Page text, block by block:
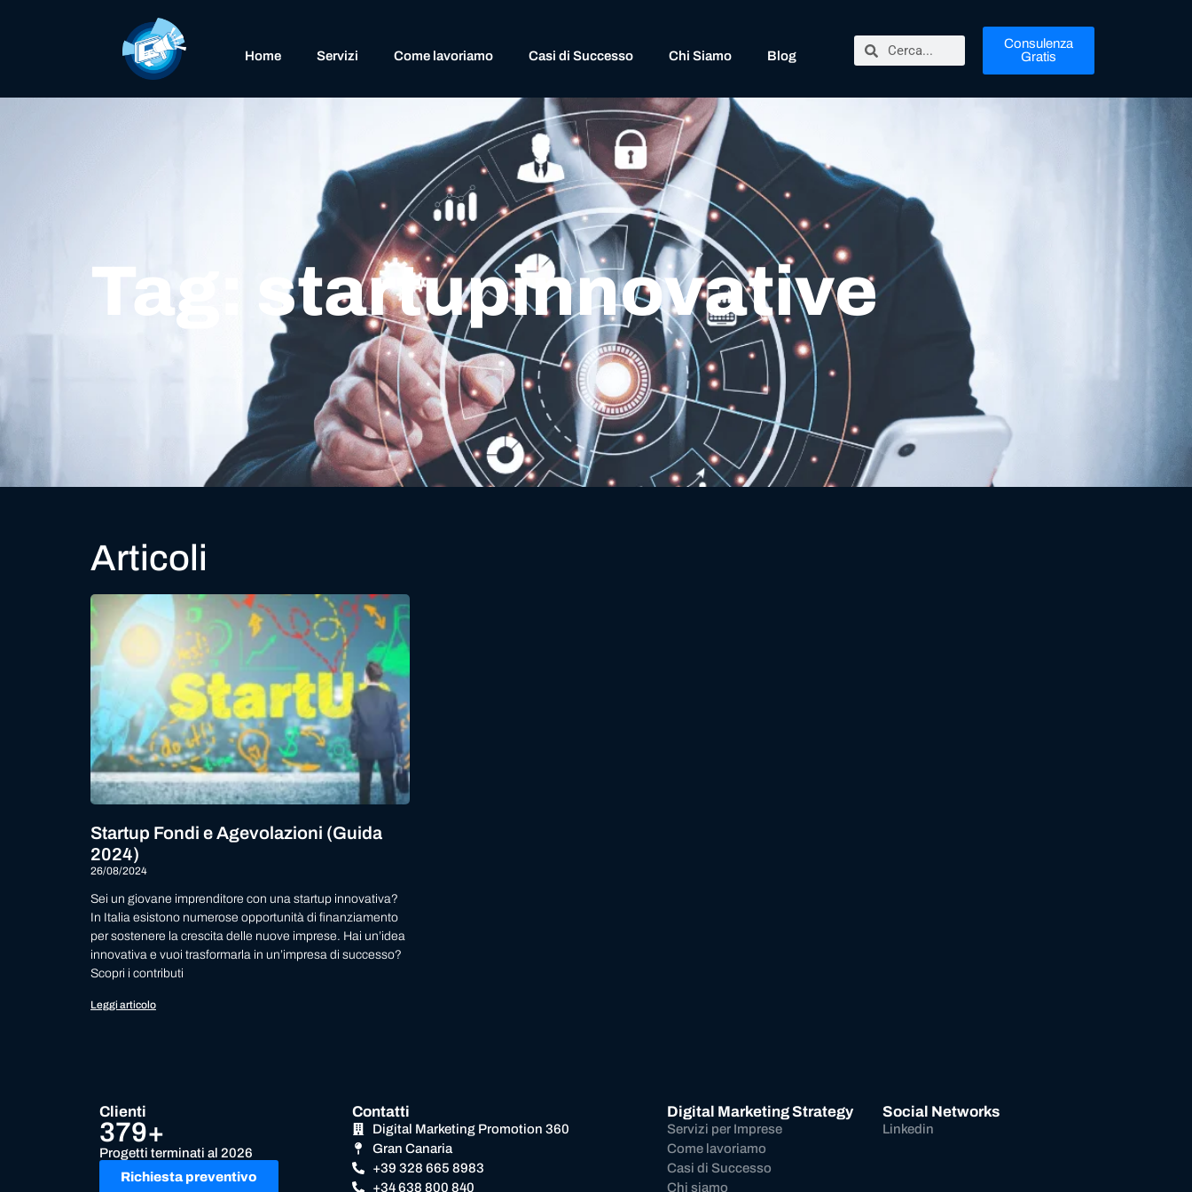
Home Servizi Come lavoriamo Casi di Successo Chi Siamo Blog
Consulenza
Gratis
Tag: startupinnovative
Articoli
Startup Fondi e Agevolazioni (Guida
2024)
26/08/2024
Sei un giovane imprenditore con una startup innovativa?
In Italia esistono numerose opportunità di finanziamento
per sostenere la crescita delle nuove imprese. Hai un’idea
innovativa e vuoi trasformarla in un’impresa di successo?
Scopri i contributi
Leggi articolo
Clienti
379+
Progetti terminati al 2026
Richiesta preventivo
Contatti
Digital Marketing Promotion 360
Gran Canaria
+39 328 665 8983
+34 638 800 840
Digital Marketing Strategy
Servizi per Imprese
Come lavoriamo
Casi di Successo
Chi siamo
Social Networks
Linkedin